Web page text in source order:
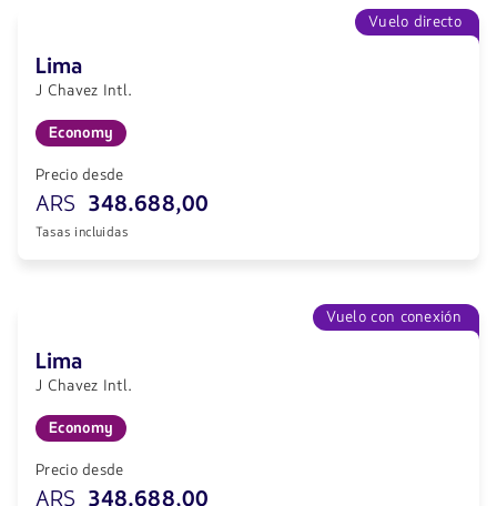
Vuelo directo
Lima
J Chavez Intl.
Economy
Precio desde
ARS 348.688,00
Tasas incluidas
Vuelo con conexión
Lima
J Chavez Intl.
Economy
Precio desde
ARS 348.688,00